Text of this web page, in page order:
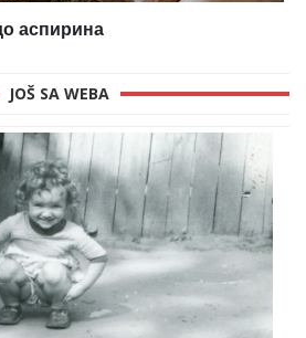
аспирина
JOŠ SA WEBA